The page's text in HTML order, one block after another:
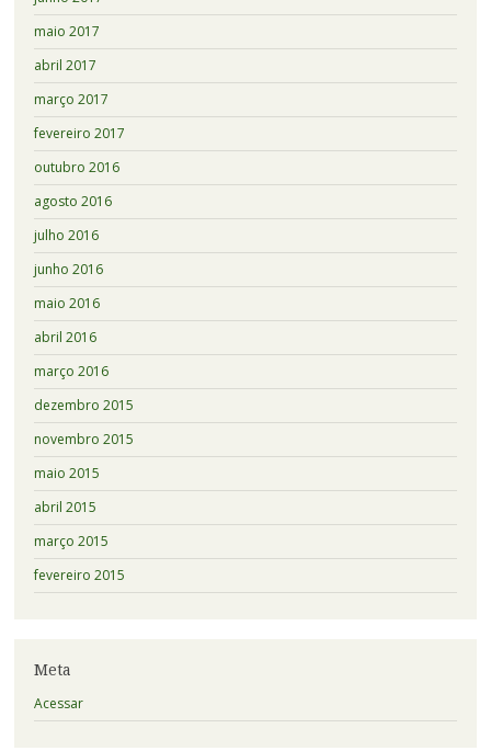
maio 2017
abril 2017
março 2017
fevereiro 2017
outubro 2016
agosto 2016
julho 2016
junho 2016
maio 2016
abril 2016
março 2016
dezembro 2015
novembro 2015
maio 2015
abril 2015
março 2015
fevereiro 2015
Meta
Acessar